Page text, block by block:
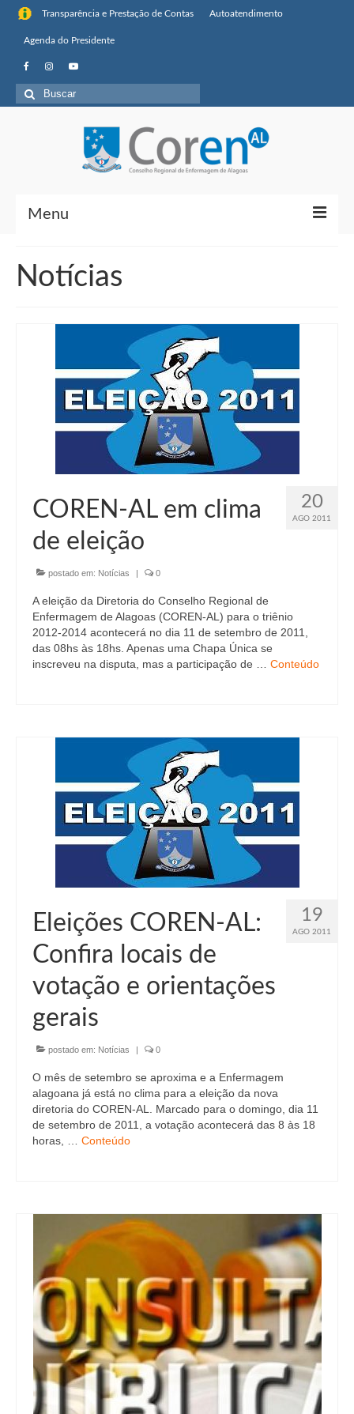
Transparência e Prestação de Contas Autoatendimento
Agenda do Presidente
Buscar
por:
Menu
Sobre o Coren-AL
Missão, visão de futuro e valores
Organograma
Conselheiros e Diretoria
Câmaras Técnicas
Carta de Serviços ao Cidadão
Transparência e Prestação de Contas
Eleições
Eleições Triênio 2027-2029
Eleições 2023
Eleições Anteriores
Responsabilidade Técnica
Legislações
Decisões
Resoluções
Processos Éticos
Para Você
Procedimento para registro
Reserva de auditório
Notícias
Ouvidoria
Contatos
Fale Conosco
NEP
Notícias
20
AGO 2011
COREN-AL em clima
de eleição
postado em: Notícias | 0
A eleição da Diretoria do Conselho Regional de
Enfermagem de Alagoas (COREN-AL) para o triênio
2012-2014 acontecerá no dia 11 de setembro de 2011,
das 08hs às 18hs. Apenas uma Chapa Única se
inscreveu na disputa, mas a participação de … Conteúdo
19
AGO 2011
Eleições COREN-AL:
Confira locais de
votação e orientações
gerais
postado em: Notícias | 0
O mês de setembro se aproxima e a Enfermagem
alagoana já está no clima para a eleição da nova
diretoria do COREN-AL. Marcado para o domingo, dia 11
de setembro de 2011, a votação acontecerá das 8 às 18
horas, … Conteúdo